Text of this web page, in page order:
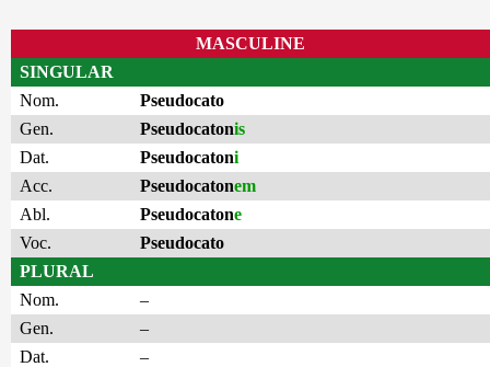
MASCULINE
SINGULAR
Nom.
Pseudocato
Gen.
Pseudocatonis
Dat.
Pseudocatoni
Acc.
Pseudocatonem
Abl.
Pseudocatone
Voc.
Pseudocato
PLURAL
Nom.
–
Gen.
–
Dat.
–